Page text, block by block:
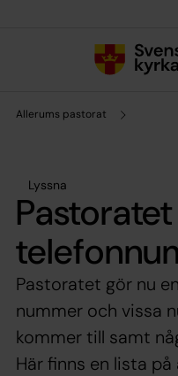
Allerums pastorat
Lyssna
Pastoratet gör nu
nummer och vissa
kommer till samt
Här finns en lista